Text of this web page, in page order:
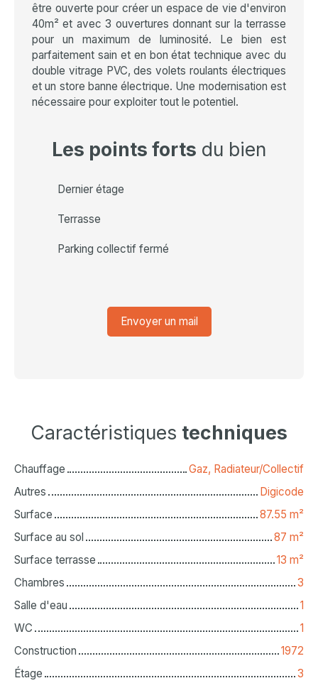
être ouverte pour créer un espace de vie d'environ
40m² et avec 3 ouvertures donnant sur la terrasse
pour un maximum de luminosité. Le bien est
parfaitement sain et en bon état technique avec du
double vitrage PVC, des volets roulants électriques
et un store banne électrique. Une modernisation est
nécessaire pour exploiter tout le potentiel.
Les points forts du bien
Dernier étage
Terrasse
Parking collectif fermé
Envoyer un mail
Caractéristiques techniques
Chauffage
Gaz, Radiateur/Collectif
Autres
Digicode
Surface
87.55 m²
Surface au sol
87 m²
Surface terrasse
13 m²
Chambres
3
Salle d'eau
1
WC
1
Construction
1972
Étage
3